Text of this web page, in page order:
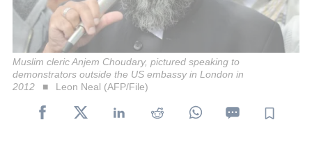
Muslim cleric Anjem Choudary, pictured speaking to
demonstrators outside the US embassy in London in
2012
Leon Neal (AFP/File)